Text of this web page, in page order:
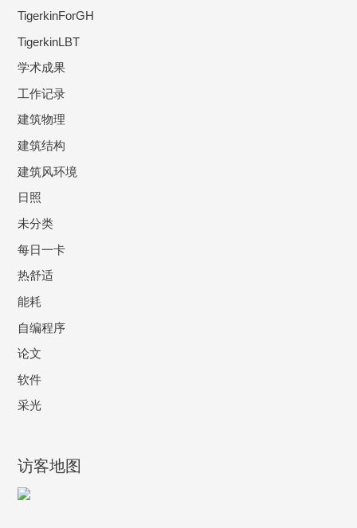
TigerkinForGH
TigerkinLBT
学术成果
工作记录
建筑物理
建筑结构
建筑风环境
日照
未分类
每日一卡
热舒适
能耗
自编程序
论文
软件
采光
访客地图